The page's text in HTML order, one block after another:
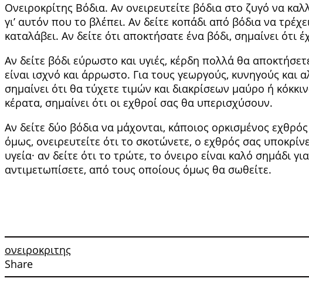
Ονειροκρίτης Βόδια. Αν ονειρευτείτε βόδια στο ζυγό να
γι’ αυτόν που το βλέπει. Αν δείτε κοπάδι από βό­δια να
καταλάβει. Αν δείτε ότι αποκτήσατε ένα βόδι, ση­μαίνει
Αν δείτε βόδι εύρωστο και υγιές, κέρδη πολλά θα
είναι ισχνό και άρρωστο. Για τους γεωρ­γούς, κυνηγούς και
σημαίνει ότι θα τύχετε τιμών και διακρίσεων μαύρο ή
κέρατα, σημαίνει ότι οι εχθροί σας θα υπερισχύσουν.
Αν δείτε δύο βόδια να μάχονται, κάποιος ορκισμένος
όμως, ονει­ρευτείτε ότι το σκοτώνετε, ο εχθρός σας
υγεία· αν δείτε ότι το τρώτε, το όνειρο είναι καλό σημάδι
αντιμετωπίσετε, από τους οποίους όμως θα σω­θείτε.
ονειροκριτης
Share